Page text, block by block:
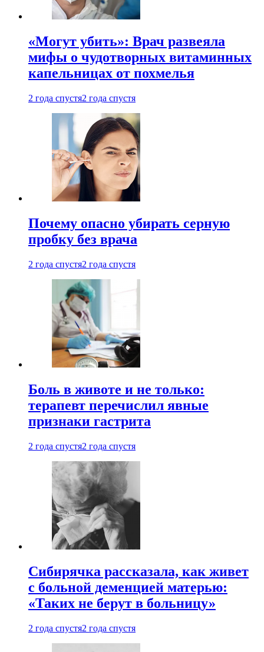
«Могут убить»: Врач развеяла
мифы о чудотворных витаминных
капельницах от похмелья
2 года спустя2 года спустя
Почему опасно убирать серную
пробку без врача
2 года спустя2 года спустя
Боль в животе и не только:
терапевт перечислил явные
признаки гастрита
2 года спустя2 года спустя
Сибирячка рассказала, как живет
с больной деменцией матерью:
«Таких не берут в больницу»
2 года спустя2 года спустя